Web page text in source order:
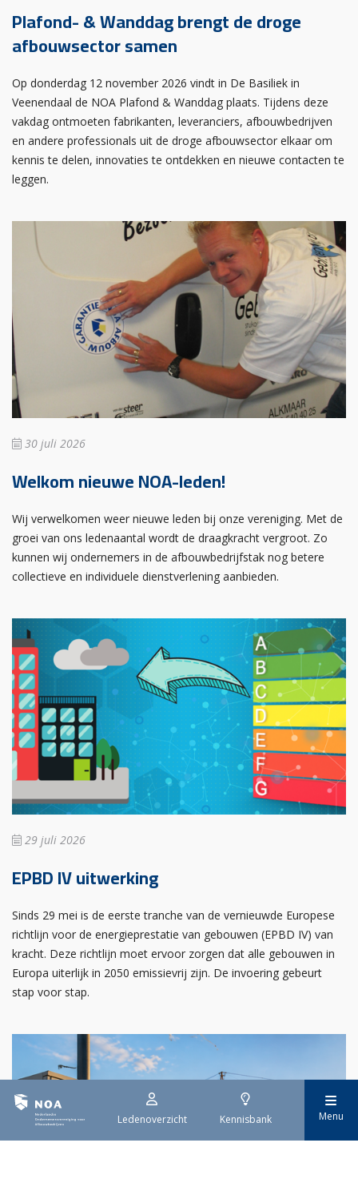
Ledenoverzicht Kennisbank Menu
Plafond- & Wanddag brengt de droge
afbouwsector samen
Op donderdag 12 november 2026 vindt in De Basiliek in
Veenendaal de NOA Plafond & Wanddag plaats. Tijdens deze
vakdag ontmoeten fabrikanten, leveranciers, afbouwbedrijven
en andere professionals uit de droge afbouwsector elkaar om
kennis te delen, innovaties te ontdekken en nieuwe contacten te
leggen.
30 juli 2026
Welkom nieuwe NOA-leden!
Wij verwelkomen weer nieuwe leden bij onze vereniging. Met de
groei van ons ledenaantal wordt de draagkracht vergroot. Zo
kunnen wij ondernemers in de afbouwbedrijfstak nog betere
collectieve en individuele dienstverlening aanbieden.
29 juli 2026
EPBD IV uitwerking
Sinds 29 mei is de eerste tranche van de vernieuwde Europese
richtlijn voor de energieprestatie van gebouwen (EPBD IV) van
kracht. Deze richtlijn moet ervoor zorgen dat alle gebouwen in
Europa uiterlijk in 2050 emissievrij zijn. De invoering gebeurt
stap voor stap.